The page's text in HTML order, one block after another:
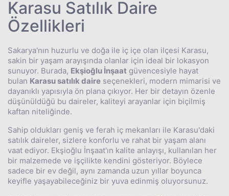
Karasu Satılık Daire
Özellikleri
Sakarya'nın huzurlu ve doğa ile iç içe olan ilçesi Karasu,
sakin bir yaşam arayışında olanlar için ideal bir lokasyon
sunuyor. Burada, Ekşioğlu İnşaat güvencesiyle hayat
bulan Karasu satılık daire seçenekleri, modern mimarisi ve
dayanıklı yapısıyla ön plana çıkıyor. Her bir detayın özenle
düşünüldüğü bu daireler, kaliteyi arayanlar için biçilmiş
kaftan niteliğinde.
Sahip oldukları geniş ve ferah iç mekanları ile Karasu'daki
satılık daireler, sizlere konforlu ve rahat bir yaşam alanı
vaat ediyor. Ekşioğlu İnşaat'ın kalite anlayışı, kullanılan her
bir malzemede ve işçilikte kendini gösteriyor. Böylece
sadece bir ev değil, aynı zamanda uzun yıllar boyunca
keyifle yaşayabileceğiniz bir yuva edinmiş oluyorsunuz.